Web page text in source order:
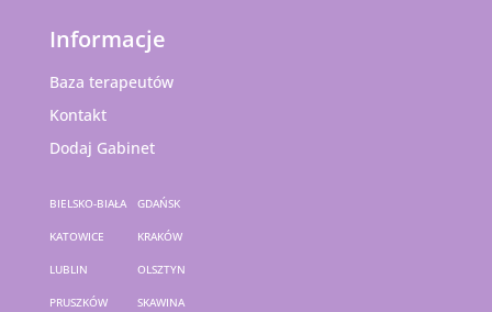
Informacje
Baza terapeutów
Kontakt
Dodaj Gabinet
BIELSKO-BIAŁA GDAŃSK
KATOWICE KRAKÓW
LUBLIN OLSZTYN
PRUSZKÓW SKAWINA